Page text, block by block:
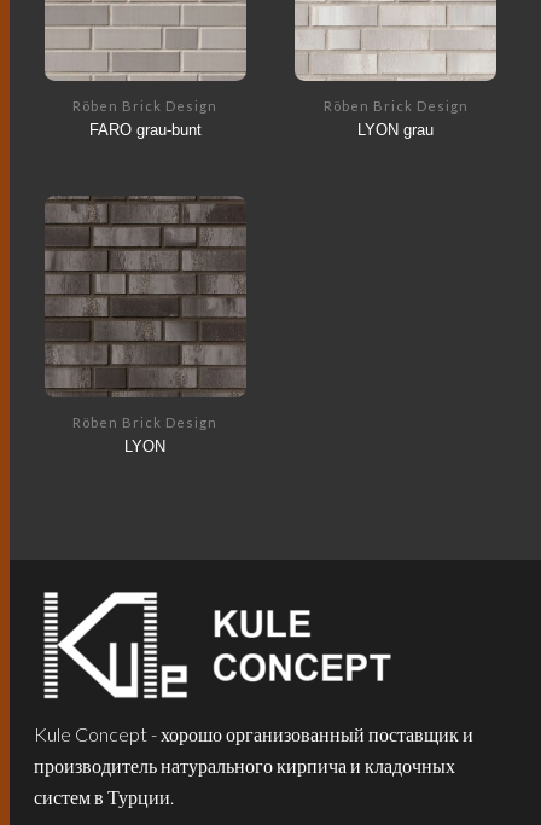
Röben Brick Design
FARO grau-bunt
Röben Brick Design
LYON grau
Röben Brick Design
LYON
Kule Concept - хорошо организованный поставщик и
производитель натурального кирпича и кладочных
систем в Турции.